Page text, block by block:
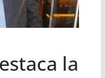
la